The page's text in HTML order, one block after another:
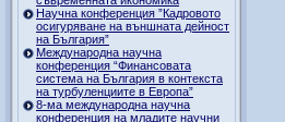
Научна конференция ”Кадровото
осигуряване на външната дейност
на България”
Международна научна
конференция “Финансовата
система на България в контекста
на турбуленциите в Европа”
8-ма международна научна
конференция на младите научни